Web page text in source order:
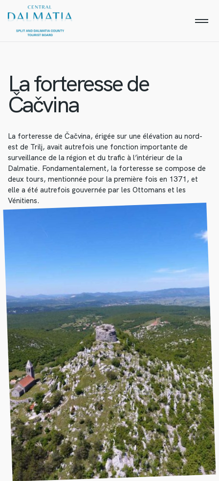
La forteresse de
Čačvina
La forteresse de Čačvina, érigée sur une élévation au nord-
est de Trilj, avait autrefois une fonction importante de
surveillance de la région et du trafic à l’intérieur de la
Dalmatie. Fondamentalement, la forteresse se compose de
deux tours, mentionnée pour la première fois en 1371, et
elle a été autrefois gouvernée par les Ottomans et les
Vénitiens.